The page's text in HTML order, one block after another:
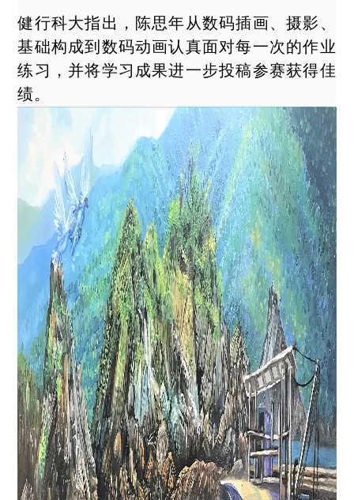
健行科大指出，陈思年从数码插画、摄影、
基础构成到数码动画认真面对每一次的作业
练习，并将学习成果进一步投稿参赛获得佳
绩。